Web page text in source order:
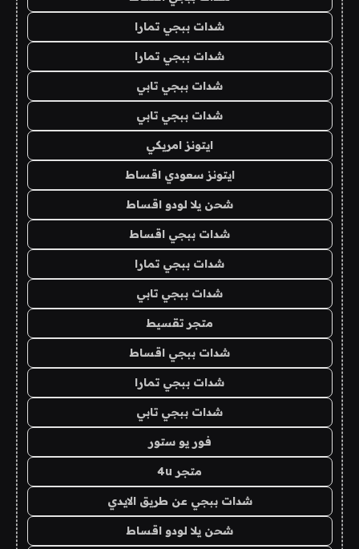
شدات ببجي تمارا
شدات ببجي تمارا
شدات ببجي تابي
شدات ببجي تابي
ايتونز امريكي
ايتونز سعودي اقساط
شحن يلا لودو اقساط
شدات ببجي اقساط
شدات ببجي تمارا
شدات ببجي تابي
متجر تقسيط
شدات ببجي اقساط
شدات ببجي تمارا
شدات ببجي تابي
فور يو ستور
متجر 4u
شدات ببجي عن طريق الايدي
شحن يلا لودو اقساط